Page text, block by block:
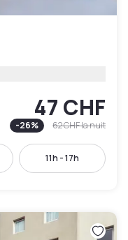
47 CHF
-26% 62 CHFla nuit
11h - 17h